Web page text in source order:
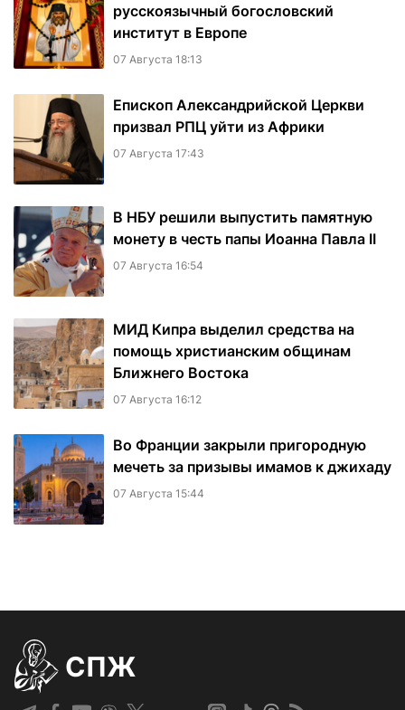
русскоязычный богословский
институт в Европе
07 Августа 18:13
Епископ Александрийской Церкви
призвал РПЦ уйти из Африки
07 Августа 17:43
В НБУ решили выпустить памятную
монету в честь папы Иоанна Павла II
07 Августа 16:54
МИД Кипра выделил средства на
помощь христианским общинам
Ближнего Востока
07 Августа 16:12
Во Франции закрыли пригородную
мечеть за призывы имамов к джихаду
07 Августа 15:44
СПЖ